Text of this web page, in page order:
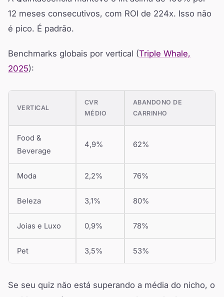
12 meses consecutivos, com ROI de 224x. Isso não
é pico. É padrão.
Benchmarks globais por vertical (Triple Whale,
2025):
VERTICAL
CVR
MÉDIO
ABANDONO DE
CARRINHO
Food &
Beverage
4,9% 62%
Moda 2,2% 76%
Beleza 3,1% 80%
Joias e Luxo 0,9% 78%
Pet 3,5% 53%
Se seu quiz não está superando a média do nicho, o